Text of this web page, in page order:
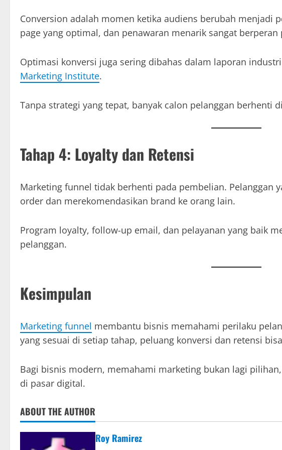
Conversion adalah momen ketika audiens berubah menjadi
page yang optimal, dan penawaran menarik sangat berperan
Optimasi konversi juga sering dibahas dalam laporan
Marketing Institute.
Tanpa strategi yang tepat, banyak calon pelanggan berhenti
Tahap 4: Loyalty dan Retensi
Marketing funnel tidak berhenti pada pembelian. Pelanggan
order dan merekomendasikan brand ke orang lain.
Program loyalty, follow-up email, dan pelayanan yang baik
pelanggan.
Kesimpulan
Marketing funnel membantu bisnis memahami perilaku
yang sesuai di setiap tahap, peluang konversi dan retensi
Bagi bisnis modern, memahami marketing bukan lagi
di pasar digital.
ABOUT THE AUTHOR
Roy Ramirez